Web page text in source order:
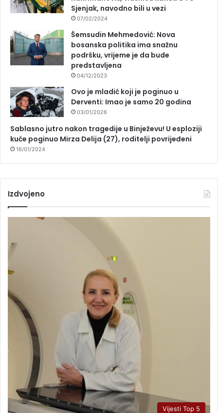
Sjenjak, navodno bili u vezi
07/02/2024
Šemsudin Mehmedović: Nova
bosanska politika ima snažnu
podršku, vrijeme je da bude
predstavljena
04/12/2023
Ovo je mladić koji je poginuo u
Derventi: Imao je samo 20 godina
03/01/2026
Sablasno jutro nakon tragedije u Binježevu! U esploziji
kuće poginuo Mirza Delija (27), roditelji povrijeđeni
16/01/2024
Izdvojeno
Vijesti Top 5